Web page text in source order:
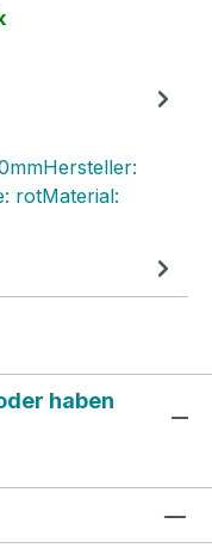
rotMaterial:
haben